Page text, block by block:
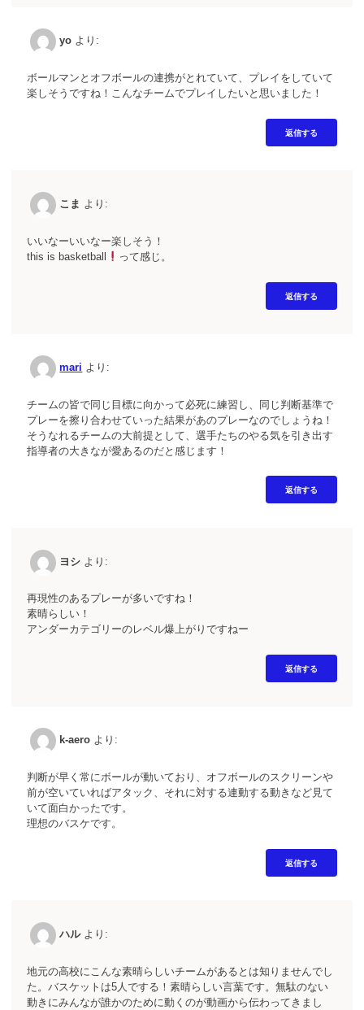
yo より:
ボールマンとオフボールの連携がとれていて、プレイをしていて
楽しそうですね！こんなチームでプレイしたいと思いました！
返信する
こま より:
いいなーいいなー楽しそう！
this is basketball
って感じ。
返信する
mari より:
チームの皆で同じ目標に向かって必死に練習し、同じ判断基準で
プレーを擦り合わせていった結果があのプレーなのでしょうね！
そうなれるチームの大前提として、選手たちのやる気を引き出す
指導者の大きなが愛あるのだと感じます！
返信する
ヨシ より:
再現性のあるプレーが多いですね！
素晴らしい！
アンダーカテゴリーのレベル爆上がりですねー
返信する
k-aero より:
判断が早く常にボールが動いており、オフボールのスクリーンや
前が空いていればアタック、それに対する連動する動きなど見て
いて面白かったです。
理想のバスケです。
返信する
ハル より:
地元の高校にこんな素晴らしいチームがあるとは知りませんでし
た。バスケットは5人でする！素晴らしい言葉です。無駄のない
動きにみんなが誰かのために動くのが動画から伝わってきまし